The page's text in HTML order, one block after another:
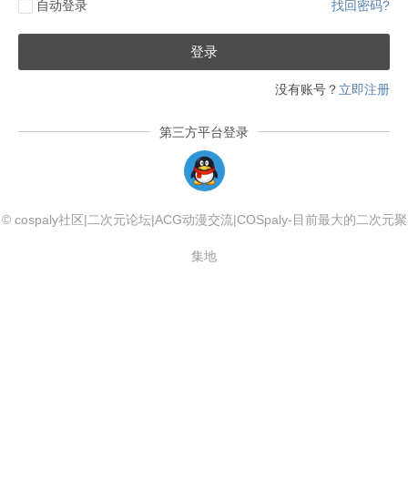
自动登录 找回密码?
登录
没有账号？ 立即注册
第三方平台登录
© cospaly社区|二次元论坛|ACG动漫交流|COSpaly-目前最大的二次元聚
集地